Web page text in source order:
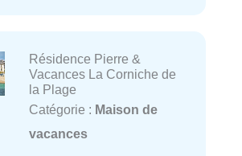
Résidence Pierre &
Vacances La Corniche de
la Plage
Catégorie : Maison de
vacances